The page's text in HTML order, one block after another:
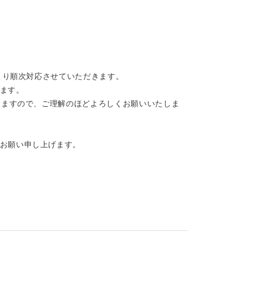
順次対応させていただきます。
す。
すので、ご理解のほどよろしくお願いいたしま
願い申し上げます。